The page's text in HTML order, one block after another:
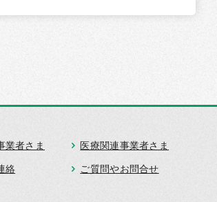
業者さま 医療関連事業者さま
絡 ご質問やお問合せ